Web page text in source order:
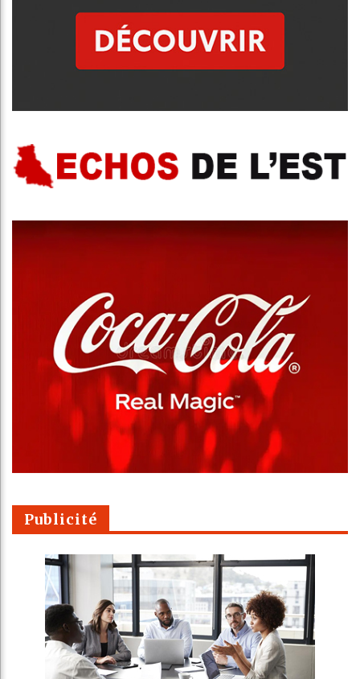
Publicité